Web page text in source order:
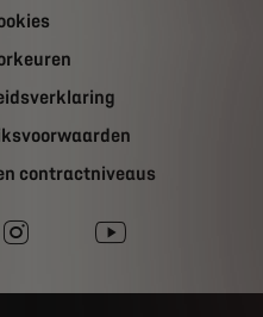
contractniveaus